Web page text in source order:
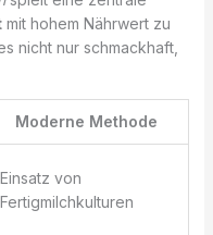
mit hohem Nährwert zu
nicht nur schmackhaft,
Moderne Methode
Einsatz von
Fertigmilchkulturen